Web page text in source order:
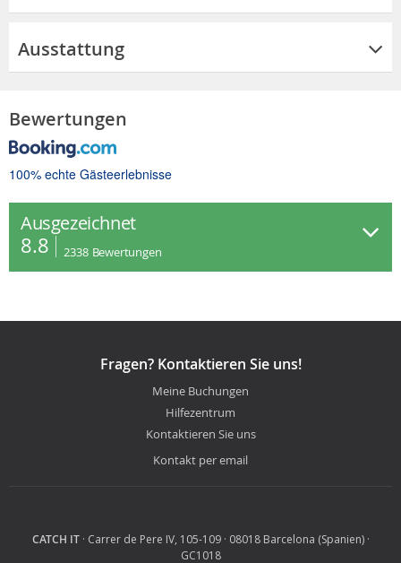
Ausstattung
Bewertungen
100% echte Gästeerlebnisse
Ausgezeichnet
8.8 2338 Bewertungen
Fragen? Kontaktieren Sie uns!
Meine Buchungen
Hilfezentrum
Kontaktieren Sie uns
Kontakt per email
CATCH IT· Carrer de Pere IV, 105-109 · 08018 Barcelona (Spanien) ·
GC1018